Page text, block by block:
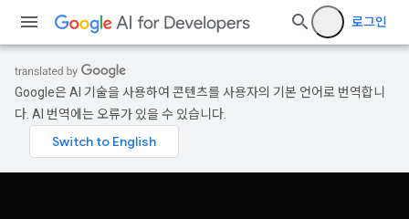
로그인
Google은 AI 기술을 사용하여 콘텐츠를 사용자의 기본 언어로 번역합니
다. AI 번역에는 오류가 있을 수 있습니다.